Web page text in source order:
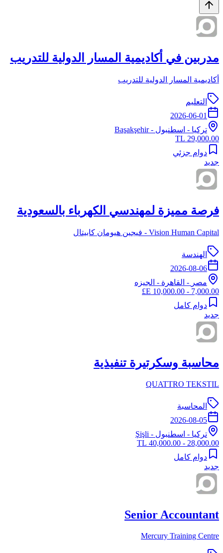
مدربين في أكاديمية المسار الدولية للتدريب
أكاديمية المسار الدولية للتدريب
التعليم
2026-06-01
تركيا - اسطنبول - Başakşehir
29,000.00 TL
دوام جزئي
جديد
فرصة مميزة لمهندسي الكهرباء بالسعودية
Vision Human Capital - فيجين هيومان كابيتال
الهندسة
2026-08-06
مصر - القاهرة - الجيزه
7,000.00 - 10,000.00 E£
دوام كامل
جديد
محاسبة وسكرتيرة تنفيذية
QUATTRO TEKSTIL
المحاسبة
2026-08-05
تركيا - اسطنبول - Şişli
28,000.00 - 40,000.00 TL
دوام كامل
جديد
Senior Accountant
Mercury Training Centre